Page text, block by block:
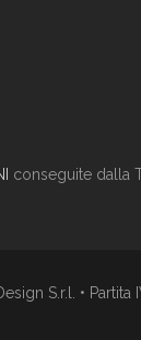
conseguite dalla
S.r.l. • Partita